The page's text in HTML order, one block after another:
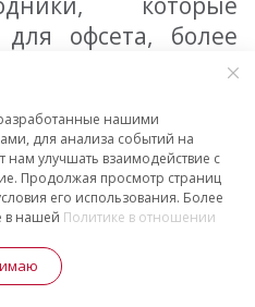
для офсета, более
тиражей
продукции. Они
и хорошо
что обеспечивает
передачу
более гладкой
нашими
для анализа событий на
нам улучшать взаимодействие с
Продолжая просмотр страниц
его использования. Более
в нашей Политике в отношении